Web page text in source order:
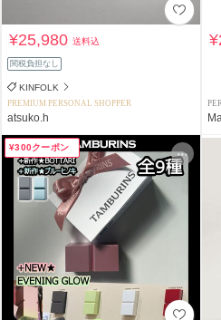
¥25,980送料込
関税負担なし
KINFOLK
PREMIUM PERSONAL SHOPPER
atsuko.h
¥300クーポン